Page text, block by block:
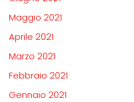
Maggio 2021
Aprile 2021
Marzo 2021
Febbraio 2021
Gennaio 2021